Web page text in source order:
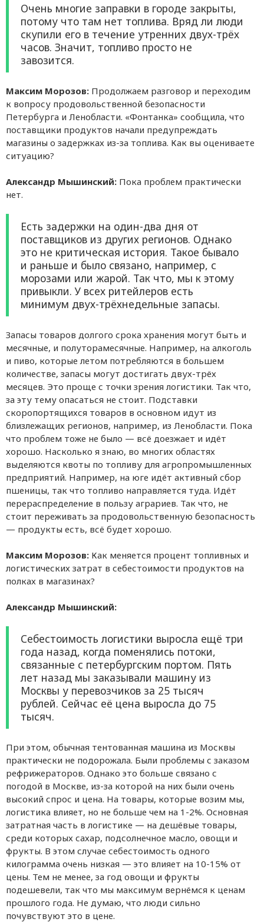
Очень многие заправки в городе закрыты,
потому что там нет топлива. Вряд ли люди
скупили его в течение утренних двух-трёх
часов. Значит, топливо просто не
завозится.
Максим Морозов: Продолжаем разговор и переходим
к вопросу продовольственной безопасности
Петербурга и Ленобласти. «Фонтанка» сообщила, что
поставщики продуктов начали предупреждать
магазины о задержках из-за топлива. Как вы оцениваете
ситуацию?
Александр Мышинский: Пока проблем практически
нет.
Есть задержки на один-два дня от
поставщиков из других регионов. Однако
это не критическая история. Такое бывало
и раньше и было связано, например, с
морозами или жарой. Так что, мы к этому
привыкли. У всех ритейлеров есть
минимум двух-трёхнедельные запасы.
Запасы товаров долгого срока хранения могут быть и
месячные, и полуторамесячные. Например, на алкоголь
и пиво, которые летом потребляются в большем
количестве, запасы могут достигать двух-трёх
месяцев. Это проще с точки зрения логистики. Так что,
за эту тему опасаться не стоит. Подставки
скоропортящихся товаров в основном идут из
близлежащих регионов, например, из Ленобласти. Пока
что проблем тоже не было — всё доезжает и идёт
хорошо. Насколько я знаю, во многих областях
выделяются квоты по топливу для агропромышленных
предприятий. Например, на юге идёт активный сбор
пшеницы, так что топливо направляется туда. Идёт
перераспределение в пользу аграриев. Так что, не
стоит переживать за продовольственную безопасность
— продукты есть, всё будет хорошо.
Максим Морозов: Как меняется процент топливных и
логистических затрат в себестоимости продуктов на
полках в магазинах?
Александр Мышинский:
Себестоимость логистики выросла ещё три
года назад, когда поменялись потоки,
связанные с петербургским портом. Пять
лет назад мы заказывали машину из
Москвы у перевозчиков за 25 тысяч
рублей. Сейчас её цена выросла до 75
тысяч.
При этом, обычная тентованная машина из Москвы
практически не подорожала. Были проблемы с заказом
рефрижераторов. Однако это больше связано с
погодой в Москве, из-за которой на них были очень
высокий спрос и цена. На товары, которые возим мы,
логистика влияет, но не больше чем на 1-2%. Основная
затратная часть в логистике — на дешёвые товары,
среди которых сахар, подсолнечное масло, овощи и
фрукты. В этом случае себестоимость одного
килограмма очень низкая — это влияет на 10-15% от
цены. Тем не менее, за год овощи и фрукты
подешевели, так что мы максимум вернёмся к ценам
прошлого года. Не думаю, что люди сильно
почувствуют это в цене.